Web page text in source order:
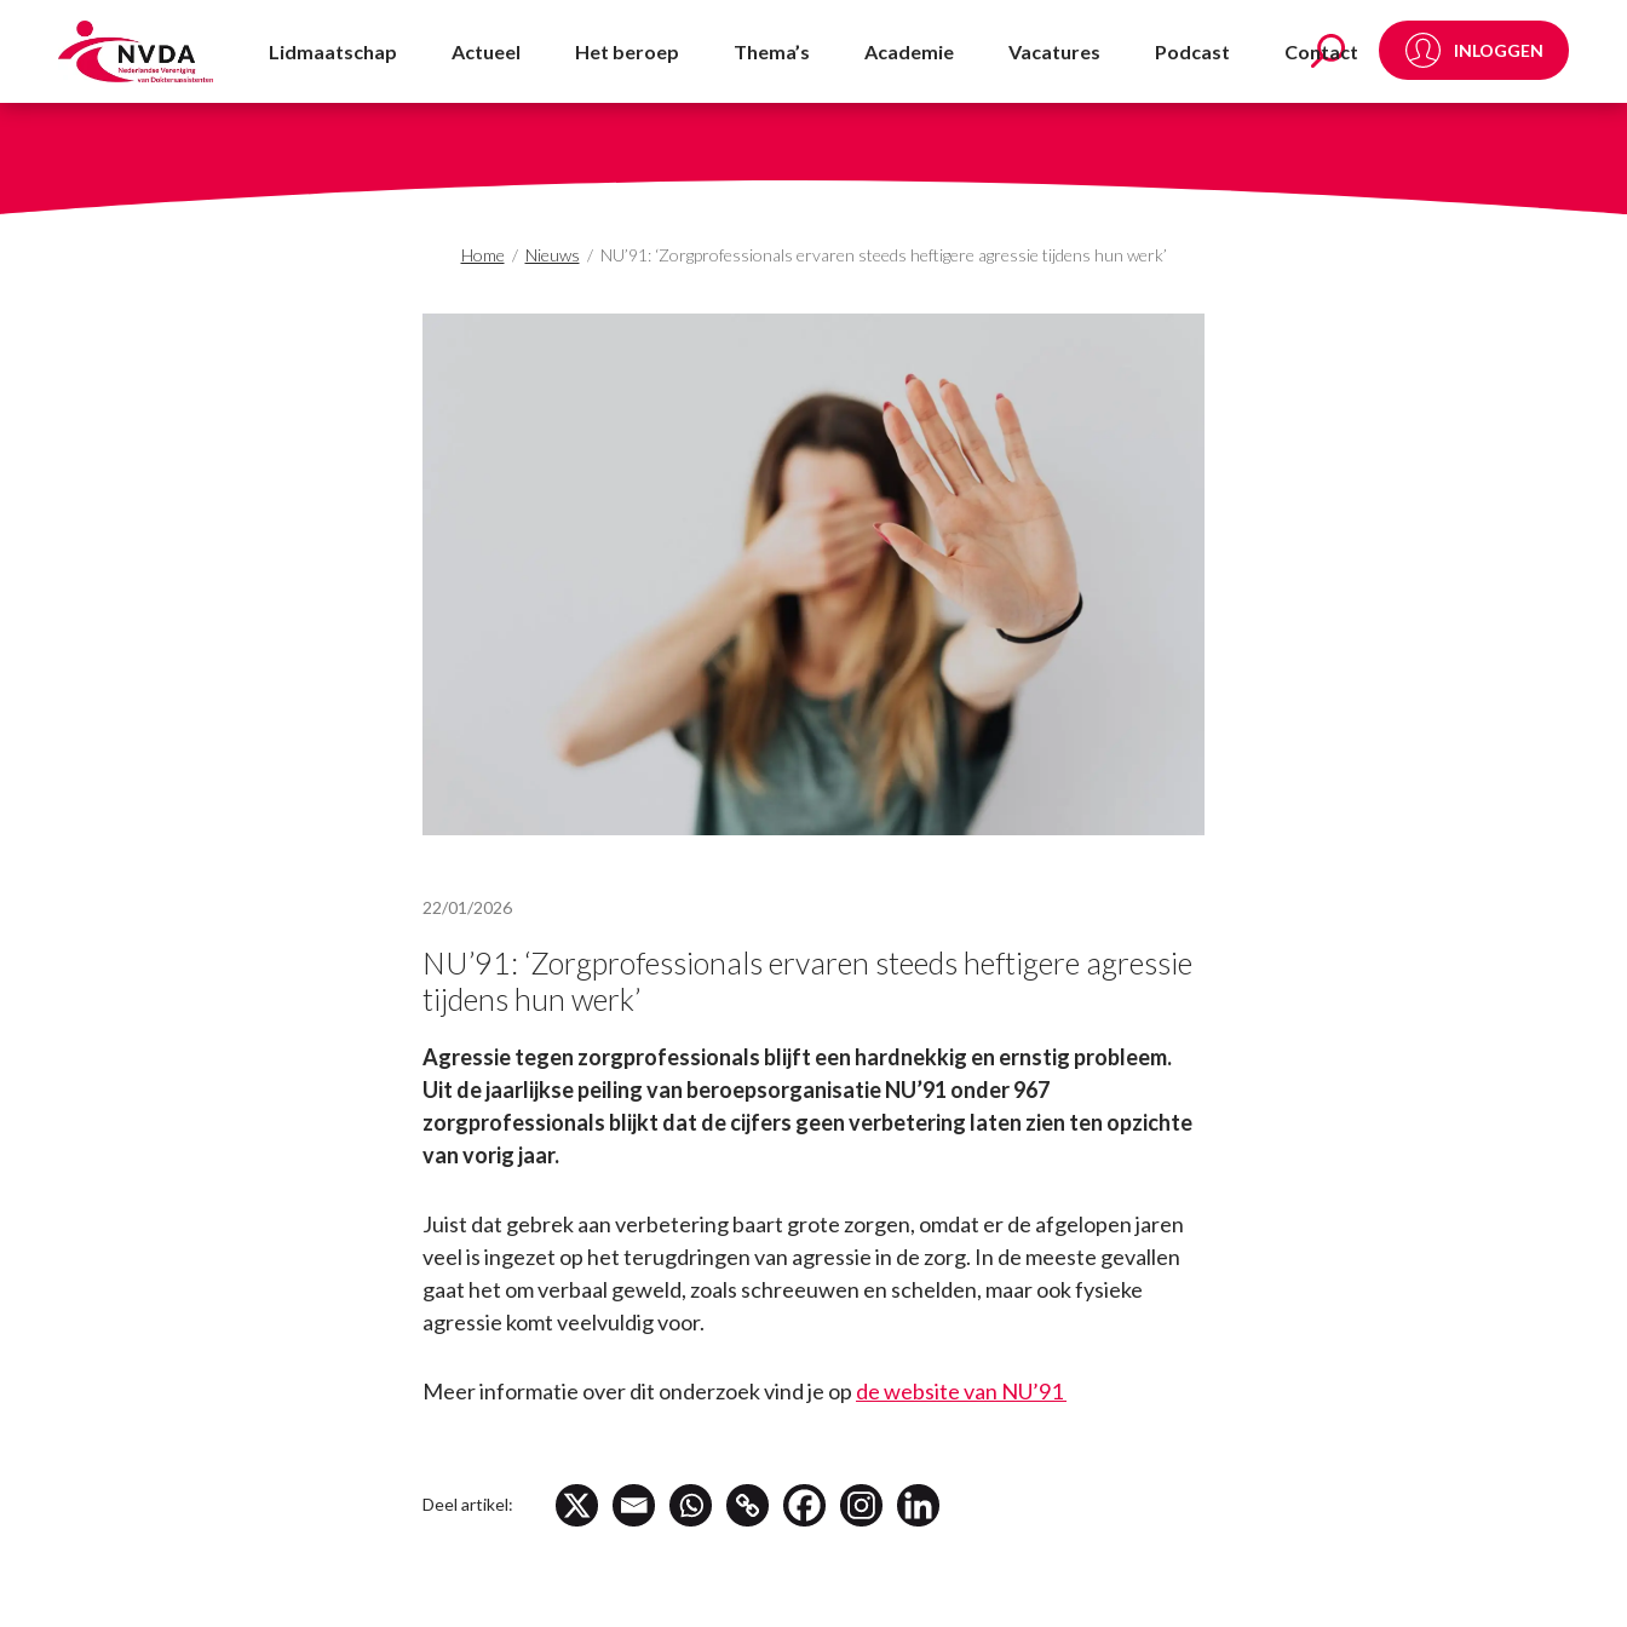
NU’91: ‘Zorgprofessionals ervaren steeds heftigere agressie tijdens
Lidmaatschap Actueel Het beroep Thema’s Academie Vacatures Podcast Contact INLOGGEN
Home / Nieuws / NU’91: ‘Zorgprofessionals ervaren steeds heftigere agressie tijdens hun werk’
22/01/2026
NU’91: ‘Zorgprofessionals ervaren steeds heftigere agressie
tijdens hun werk’
Agressie tegen zorgprofessionals blijft een hardnekkig en ernstig probleem.
Uit de jaarlijkse peiling van beroepsorganisatie NU’91 onder 967
zorgprofessionals blijkt dat de cijfers geen verbetering laten zien ten opzichte
van vorig jaar.
Juist dat gebrek aan verbetering baart grote zorgen, omdat er de afgelopen jaren
veel is ingezet op het terugdringen van agressie in de zorg. In de meeste gevallen
gaat het om verbaal geweld, zoals schreeuwen en schelden, maar ook fysieke
agressie komt veelvuldig voor.
Meer informatie over dit onderzoek vind je op de website van NU’91
Deel artikel: